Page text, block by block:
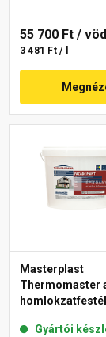
55 700 Ft /
3 481 Ft / l
Masterplast
Thermomaster
homlokzatfesték
Gyártói